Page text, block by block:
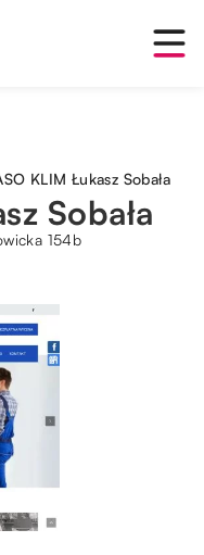
KLIM Łukasz Sobała
Sobała
154b